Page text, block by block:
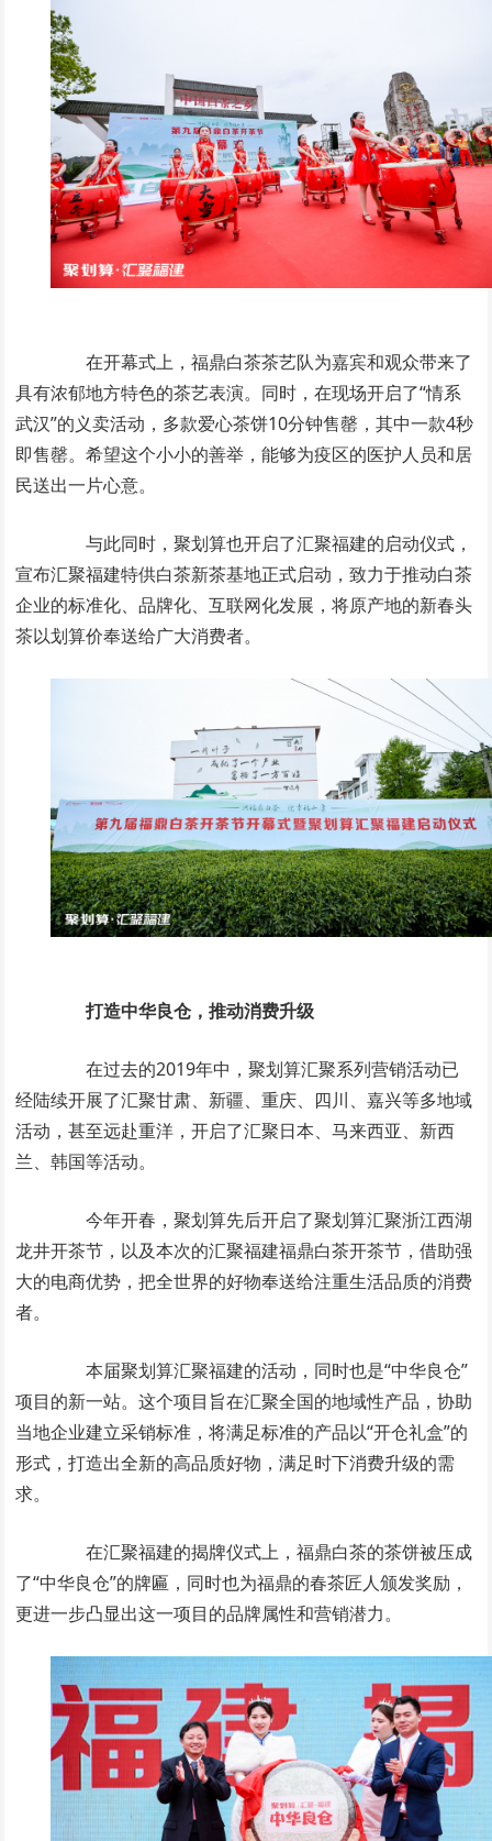
在开幕式上，福鼎白茶茶艺队为嘉宾和观众带来了
具有浓郁地方特色的茶艺表演。同时，在现场开启了“情系
武汉”的义卖活动，多款爱心茶饼10分钟售罄，其中一款4秒
即售罄。希望这个小小的善举，能够为疫区的医护人员和居
民送出一片心意。
与此同时，聚划算也开启了汇聚福建的启动仪式，
宣布汇聚福建特供白茶新茶基地正式启动，致力于推动白茶
企业的标准化、品牌化、互联网化发展，将原产地的新春头
茶以划算价奉送给广大消费者。
打造中华良仓，推动消费升级
在过去的2019年中，聚划算汇聚系列营销活动已
经陆续开展了汇聚甘肃、新疆、重庆、四川、嘉兴等多地域
活动，甚至远赴重洋，开启了汇聚日本、马来西亚、新西
兰、韩国等活动。
今年开春，聚划算先后开启了聚划算汇聚浙江西湖
龙井开茶节，以及本次的汇聚福建福鼎白茶开茶节，借助强
大的电商优势，把全世界的好物奉送给注重生活品质的消费
者。
本届聚划算汇聚福建的活动，同时也是“中华良仓”
项目的新一站。这个项目旨在汇聚全国的地域性产品，协助
当地企业建立采销标准，将满足标准的产品以“开仓礼盒”的
形式，打造出全新的高品质好物，满足时下消费升级的需
求。
在汇聚福建的揭牌仪式上，福鼎白茶的茶饼被压成
了“中华良仓”的牌匾，同时也为福鼎的春茶匠人颁发奖励，
更进一步凸显出这一项目的品牌属性和营销潜力。